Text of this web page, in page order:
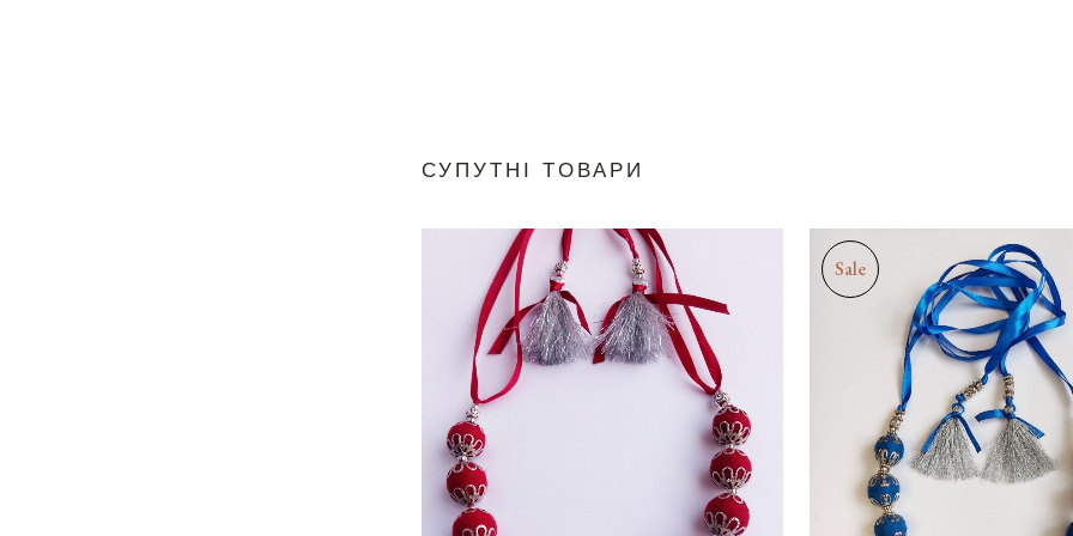
СУПУТНІ ТОВАРИ
Sale